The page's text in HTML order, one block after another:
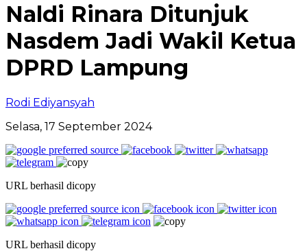
Naldi Rinara Ditunjuk
Nasdem Jadi Wakil Ketua
DPRD Lampung
Rodi Ediyansyah
Selasa, 17 September 2024
URL berhasil dicopy
URL berhasil dicopy